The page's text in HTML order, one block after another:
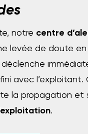
notre centre
levée de doute en
avec l’exploitant.
la propagation et
.